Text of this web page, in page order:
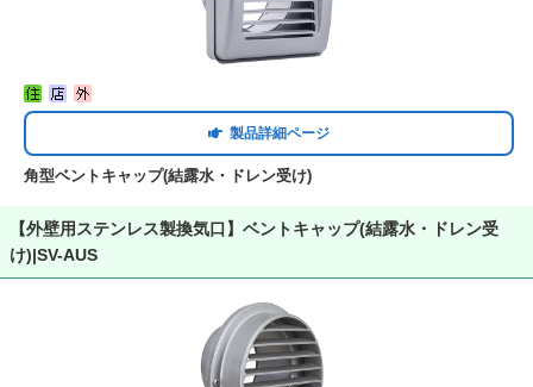
製品詳細ページ
角型ベントキャップ(結露水・ドレン受け)
【外壁用ステンレス製換気口】ベントキャップ(結露水・ドレン受
け)|SV-AUS